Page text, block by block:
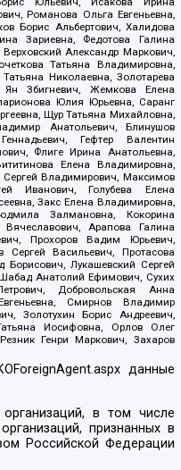
Романова Ольга Евгеньевна,
Борис Альбертович, Халидова
Зариевна, Федотова Галина
Александр Маркович,
Татьяна Владимировна,
Николаевна, Золотарева
Ян Збигневич, Жемкова Елена
Юлия Юрьевна, Саранг
Щур Татьяна Михайловна,
Анатольевич, Блинушов
Гефтер Валентин
Флиге Ирина Анатольевна,
Елена Владимировна,
Владимирович, Максимов
Иванович, Голубева Елена
Закс Елена Владимировна,
Залмановна, Кокорина
Арапова Галина
Прохоров Вадим Юрьевич,
Васильевич, Протасова
Лукашевский Сергей
Анатолий Ефимович, Сухих
Добровольская Анна
Смирнов Владимир
Золотухин Борис Андреевич,
Иосифовна, Орлов Олег
Генри Маркович, Захаров
данные
в том числе
признанных в
Российской Федерации